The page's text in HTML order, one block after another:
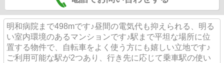
明和病院まで498mです♪昼間の電気代も抑えられる、明る
い室内環境のあるマンションです♪駅まで平坦な場所に位
置する物件で、自転車をよく使う方にも嬉しい立地です♪
ご利用可能な駅が2つあり、行き先に応じて乗車駅の使い